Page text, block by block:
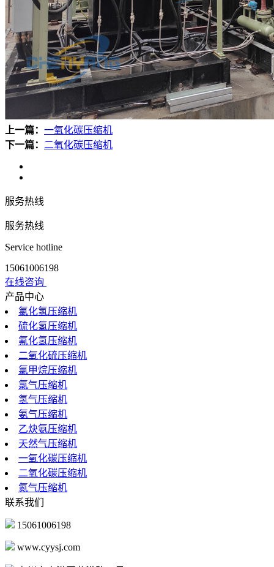
上一篇： 一氧化碳压缩机
下一篇： 二氧化碳压缩机
服务热线
服务热线
Service hotline
15061006198
在线咨询
产品中心
氯化氢压缩机
硫化氢压缩机
氟化氢压缩机
二氧化硫压缩机
氯甲烷压缩机
氯气压缩机
氢气压缩机
氨气压缩机
乙炔氨压缩机
天然气压缩机
一氧化碳压缩机
二氧化碳压缩机
氮气压缩机
联系我们
15061006198
www.cyysj.com